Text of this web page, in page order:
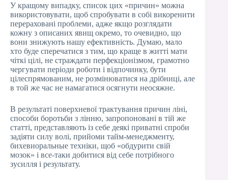
У кращому випадку, список цих «причин» можна
використовувати, щоб спробувати в собі викоренити
перераховані проблеми, адже якщо розглядати
кожну з описаних явищ окремо, то очевидно, що
вони знижують нашу ефективність. Думаю, мало
хто буде сперечатися з тим, що краще в житті мати
чіткі цілі, не страждати перфекціонізмом, грамотно
чергувати періоди роботи і відпочинку, бути
цілеспрямованим, не розмінюватися на дрібниці, але
в той же час не намагатися осягнути неосяжне.
В результаті поверхневої трактування причин ліні,
способи боротьби з лінню, запропоновані в тій же
статті, представляють із себе деякі приватні спроби
задіяти силу волі, прийоми тайм-менеджменту,
бихевиоральные техніки, щоб «обдурити свій
мозок» і все-таки добитися від себе потрібного
зусилля і результату.